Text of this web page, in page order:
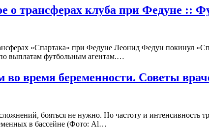
о трансферах клуба при Федуне ::
«Спартака» при Федуне Леонид Федун покинул
выплатам футбольным агентам.…
во время беременности. Советы
бояться не нужно. Но частоту и
в бассейне (Фото: Al…